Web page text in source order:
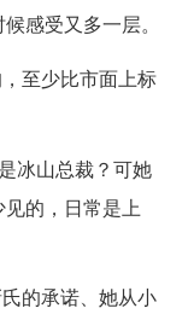
感受又多一层。
至少比市面上标
冰山总裁？可她
的，日常是上
的承诺、她从小